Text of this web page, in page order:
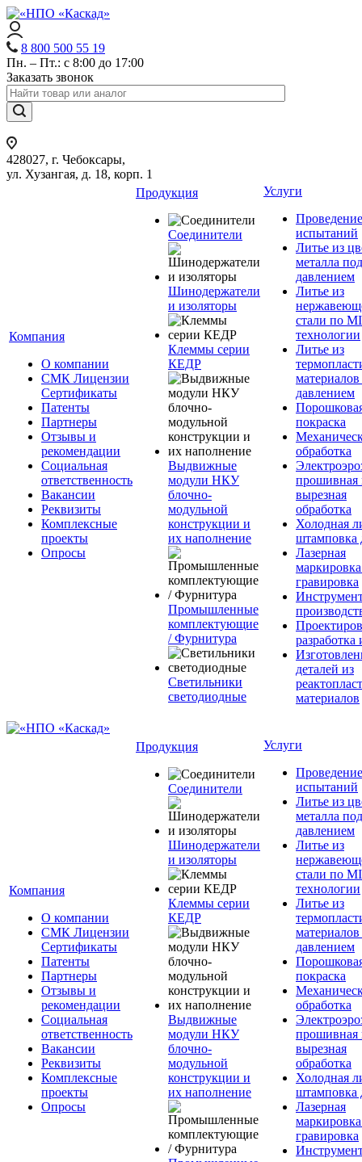
8 800 500 55 19
Пн. – Пт.: с 8:00 до 17:00
Заказать звонок
428027, г. Чебоксары,
ул. Хузангая, д. 18, корп. 1
Компания
О компании
СМК Лицензии
Сертификаты
Патенты
Партнеры
Отзывы и
рекомендации
Социальная
ответственность
Вакансии
Реквизиты
Комплексные
проекты
Опросы
Продукция
Соединители
Шинодержатели
и изоляторы
Клеммы серии
КЕДР
Выдвижные
модули НКУ
блочно-
модульной
конструкции и
их наполнение
Промышленные
комплектующие
/ Фурнитура
Светильники
светодиодные
Услуги
Проведение
испытаний
Литье из
металла под
давлением
Литье из
стали по
технологии
Литье из
давлением
покраска
обработка
прошивная
вырезная
обработка
Холодная
штамповка
Лазерная
гравировка
разработка
деталей из
материалов
Компания
О компании
СМК Лицензии
Сертификаты
Патенты
Партнеры
Отзывы и
рекомендации
Социальная
ответственность
Вакансии
Реквизиты
Комплексные
проекты
Опросы
Продукция
Соединители
Шинодержатели
и изоляторы
Клеммы серии
КЕДР
Выдвижные
модули НКУ
блочно-
модульной
конструкции и
их наполнение
Услуги
Проведение
испытаний
Литье из
металла под
давлением
Литье из
стали по
технологии
Литье из
давлением
покраска
обработка
прошивная
вырезная
обработка
Холодная
штамповка
Лазерная
гравировка